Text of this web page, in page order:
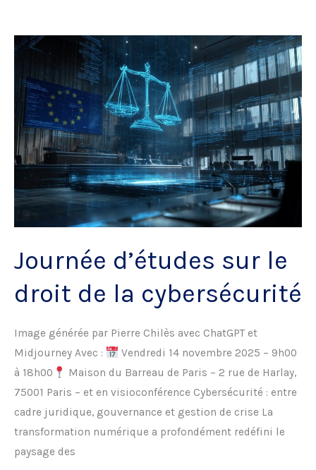
IA
Journée d’études sur le
droit de la cybersécurité
Image générée par Pierre Chilès avec ChatGPT et
Midjourney Avec :
Vendredi 14 novembre 2025 – 9h00
à 18h00
Maison du Barreau de Paris – 2 rue de Harlay,
75001 Paris – et en visioconférence Cybersécurité : entre
cadre juridique, gouvernance et gestion de crise La
transformation numérique a profondément redéfini le
paysage des